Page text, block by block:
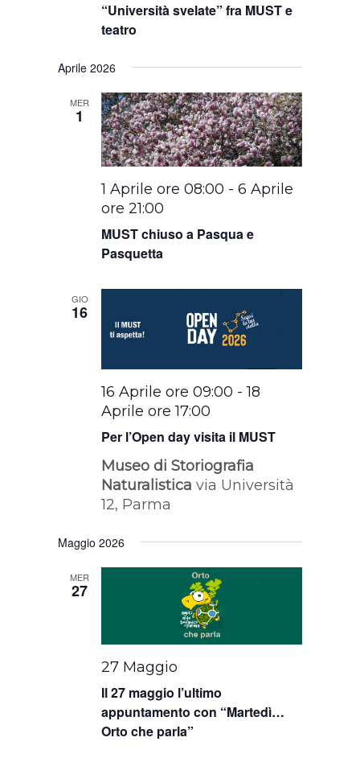
“Università svelate” fra MUST e
teatro
Aprile 2026
MER
1
MUST chiuso a Pasqua e
Pasquetta
1 Aprile ore 08:00 -6 Aprile
ore 21:00
GIO
16
Per l’Open day visita il MUST
16 Aprile ore 09:00 -18
Aprile ore 17:00
Museo di Storiografia
Naturalisticavia Università
12, Parma
Maggio 2026
MER
27
Il 27 maggio l’ultimo
appuntamento con “Martedì…
Orto che parla”
27 Maggio